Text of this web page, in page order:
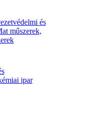
és
műszerek,
ipar